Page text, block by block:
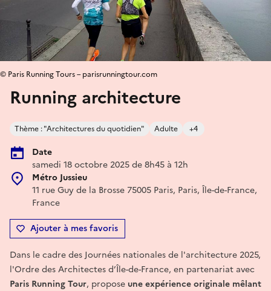
Running architecture
Thème : "Architectures du quotidien" Adulte +4
Date
samedi 18 octobre 2025 de 8h45 à 12h
Métro Jussieu
11 rue Guy de la Brosse 75005 Paris, Paris, Île-de-France,
France
Ajouter à mes favoris
© Paris Running Tours – parisrunningtour.com
Dans le cadre des Journées nationales de l'architecture 2025,
l'Ordre des Architectes d’Île-de-France, en partenariat avec
Paris Running Tour, propose une expérience originale mêlant